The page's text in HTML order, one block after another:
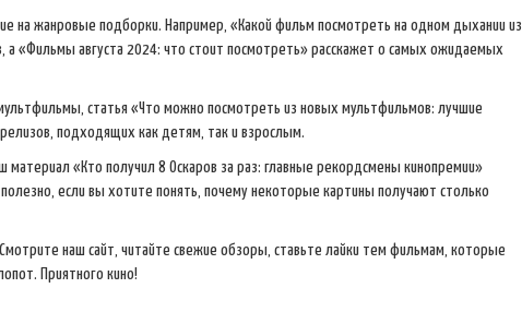
на жанровые подборки. Например, «Какой фильм посмотреть на одном дыхании из
«Фильмы августа 2024: что стоит посмотреть» расскажет о самых ожидаемых
статья «Что можно посмотреть из новых мультфильмов: лучшие
подходящих как детям, так и взрослым.
«Кто получил 8 Оскаров за раз: главные рекордсмены кинопремии»
если вы хотите понять, почему некоторые картины получают столько
наш сайт, читайте свежие обзоры, ставьте лайки тем фильмам, которые
Приятного кино!